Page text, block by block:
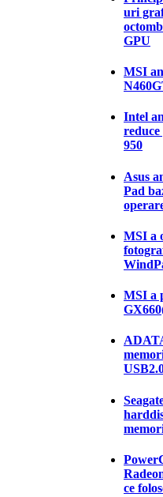
uri
GPU
MSI
Intel
950
Asus
Pad
MSI a
MSI a
ce